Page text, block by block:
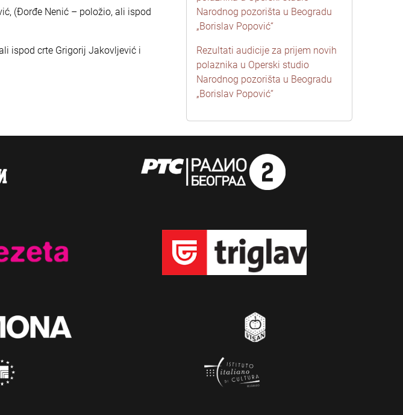
(Đorđe Nenić – položio, ali ispod
ispod crte Grigorij Jakovljević i
Narodnog pozorišta u Beogradu
„Borislav Popović“
Rezultati audicije za prijem novih
polaznika u Operski studio
Narodnog pozorišta u Beogradu
„Borislav Popović“